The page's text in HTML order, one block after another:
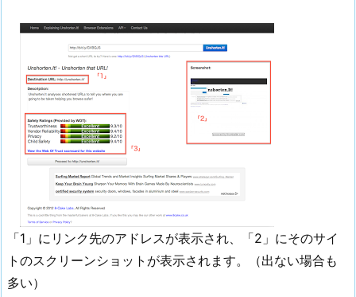
「1」にリンク先のアドレスが表示され、「2」にそのサイ
トのスクリーンショットが表示されます。（出ない場合も
多い）